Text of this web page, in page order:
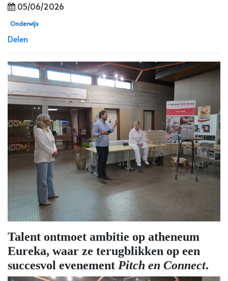
05/06/2026
Onderwijs
Delen
Talent ontmoet ambitie op atheneum
Eureka, waar ze terugblikken op een
succesvol evenement Pitch en Connect.